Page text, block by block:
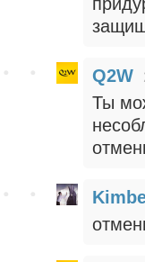
Q2W
Ты